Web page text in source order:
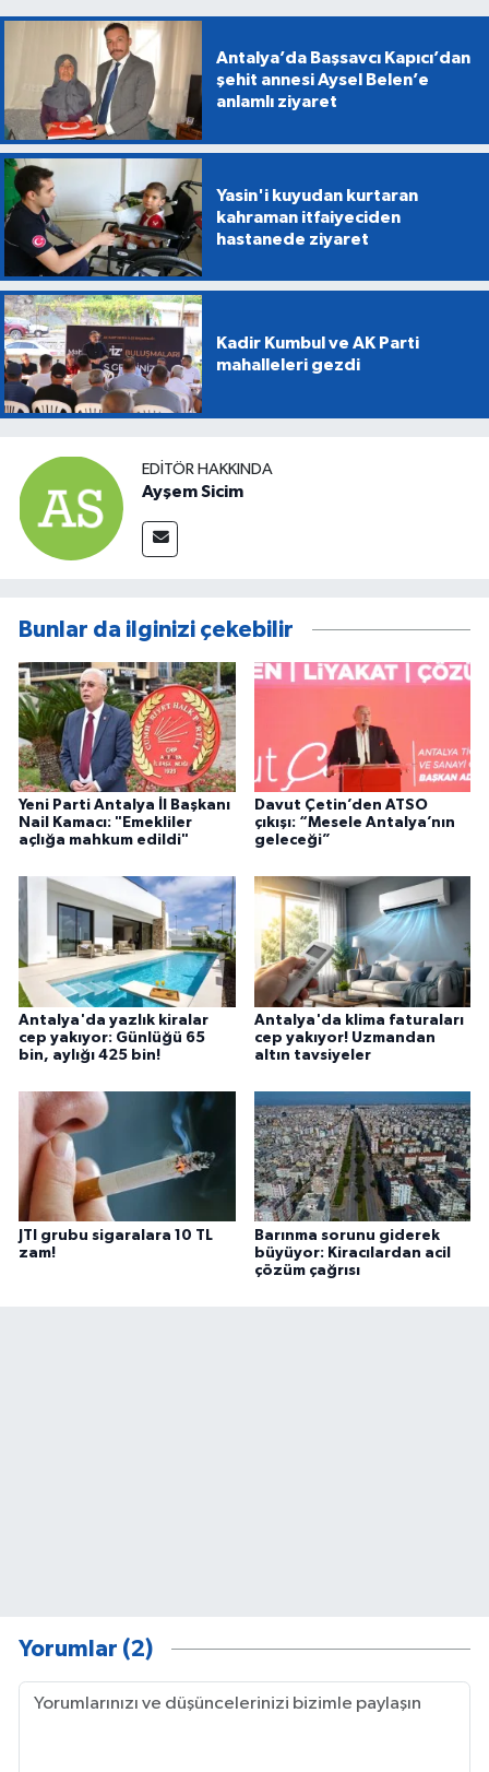
Antalya’da Başsavcı Kapıcı’dan
şehit annesi Aysel Belen’e
anlamlı ziyaret
Yasin'i kuyudan kurtaran
kahraman itfaiyeciden
hastanede ziyaret
Kadir Kumbul ve AK Parti
mahalleleri gezdi
EDITÖR HAKKINDA
Ayşem Sicim
Bunlar da ilginizi çekebilir
Yeni Parti Antalya İl Başkanı
Nail Kamacı: "Emekliler
açlığa mahkum edildi"
Davut Çetin’den ATSO
çıkışı: “Mesele Antalya’nın
geleceği”
Antalya'da yazlık kiralar
cep yakıyor: Günlüğü 65
bin, aylığı 425 bin!
Antalya'da klima faturaları
cep yakıyor! Uzmandan
altın tavsiyeler
JTI grubu sigaralara 10 TL
zam!
Barınma sorunu giderek
büyüyor: Kiracılardan acil
çözüm çağrısı
Yorumlar (2)